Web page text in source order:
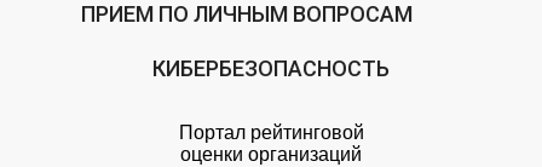
ПРИЕМ ПО ЛИЧНЫМ ВОПРОСАМ
КИБЕРБЕЗОПАСНОСТЬ
Портал рейтинговой
оценки организаций